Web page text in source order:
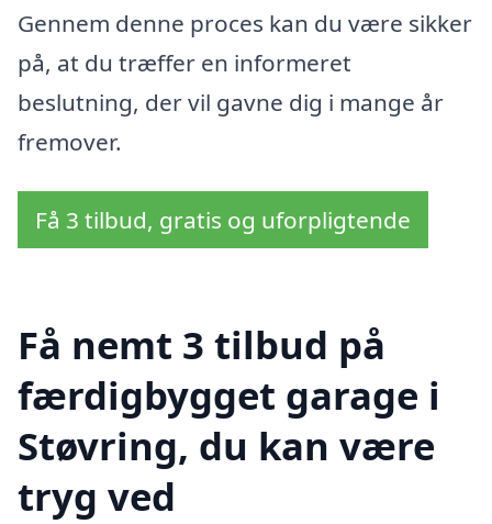
Gennem denne proces kan du være sikker
på, at du træffer en informeret
beslutning, der vil gavne dig i mange år
fremover.
Få 3 tilbud, gratis og uforpligtende
Få nemt 3 tilbud på
færdigbygget garage i
Støvring, du kan være
tryg ved